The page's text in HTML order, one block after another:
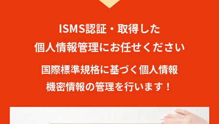
ISMS認証・取得した
個人情報管理にお任せください
国際標準規格に基づく個人情報
機密情報の管理を行います！